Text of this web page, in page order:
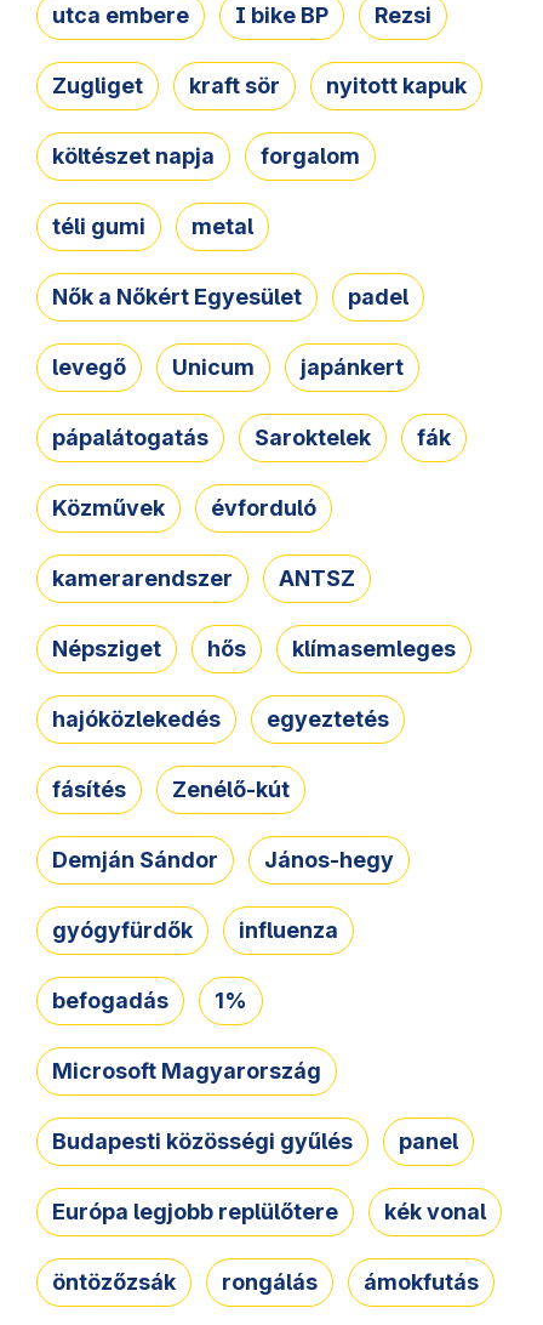
utca embere I bike BP Rezsi
Zugliget kraft sör nyitott kapuk
költészet napja forgalom
téli gumi metal
Nők a Nőkért Egyesület padel
levegő Unicum japánkert
pápalátogatás Saroktelek fák
Közművek évforduló
kamerarendszer ANTSZ
Népsziget hős klímasemleges
hajóközlekedés egyeztetés
fásítés Zenélő-kút
Demján Sándor János-hegy
gyógyfürdők influenza
befogadás 1%
Microsoft Magyarország
Budapesti közösségi gyűlés panel
Európa legjobb replülőtere kék vonal
öntözőzsák rongálás ámokfutás